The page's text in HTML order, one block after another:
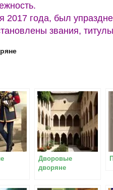
года, был
звания,
Дворовые
дворяне